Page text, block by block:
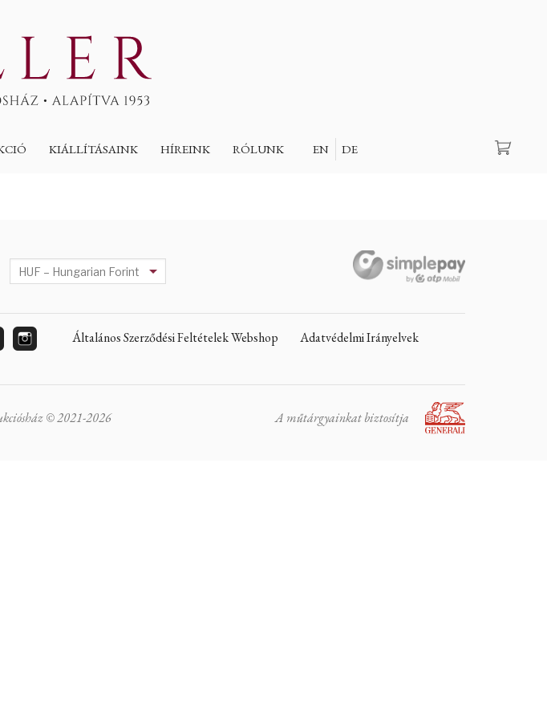
KIÁLLÍTÁSAINK HÍREINK RÓLUNK EN DE
Keresés
Általános Szerződési Feltételek Webshop Adatvédelmi Irányelvek
© 2021-2026 A műtárgyainkat biztosítja